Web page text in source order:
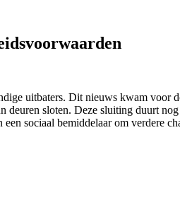
uitbaters. Dit nieuws kwam voor
deuren sloten. Deze sluiting duurt
sociaal bemiddelaar om verdere